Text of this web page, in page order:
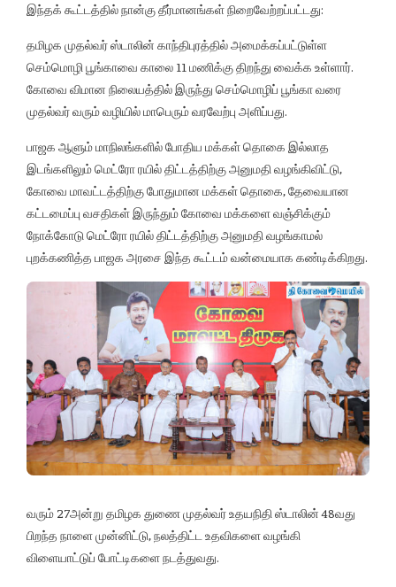
இந்தக் கூட்டத்தில் நான்கு தீர்மானங்கள் நிறைவேற்றப்பட்டது:
தமிழக முதல்வர் ஸ்டாலின் காந்திபுரத்தில் அமைக்கப்பட்டுள்ள
செம்மொழி பூங்காவை காலை 11 மணிக்கு திறந்து வைக்க உள்ளார்.
கோவை விமான நிலையத்தில் இருந்து செம்மொழிப் பூங்கா வரை
முதல்வர் வரும் வழியில் மாபெரும் வரவேற்பு அளிப்பது.
பாஜக ஆளும் மாநிலங்களில் போதிய மக்கள் தொகை இல்லாத
இடங்களிலும் மெட்ரோ ரயில் திட்டத்திற்கு அனுமதி வழங்கிவிட்டு,
கோவை மாவட்டத்திற்கு போதுமான மக்கள் தொகை, தேவையான
கட்டமைப்பு வசதிகள் இருந்தும் கோவை மக்களை வஞ்சிக்கும்
நோக்கோடு மெட்ரோ ரயில் திட்டத்திற்கு அனுமதி வழங்காமல்
புறக்கணித்த பாஜக அரசை இந்த கூட்டம் வன்மையாக கண்டிக்கிறது.
வரும் 27அன்று தமிழக துணை முதல்வர் உதயநிதி ஸ்டாலின் 48வது
பிறந்த நாளை முன்னிட்டு, நலத்திட்ட உதவிகளை வழங்கி
விளையாட்டுப் போட்டிகளை நடத்துவது.